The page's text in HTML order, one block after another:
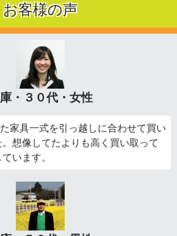
お客様の声
・３０代・女性
家具一式を引っ越しに合わせて買い
想像してたよりも高く買い取って
います。